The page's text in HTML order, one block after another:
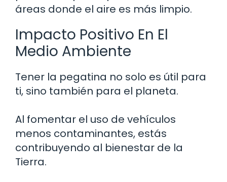
áreas donde el aire es más limpio.
Impacto Positivo En El
Medio Ambiente
Tener la pegatina no solo es útil para
ti, sino también para el planeta.
Al fomentar el uso de vehículos
menos contaminantes, estás
contribuyendo al bienestar de la
Tierra.